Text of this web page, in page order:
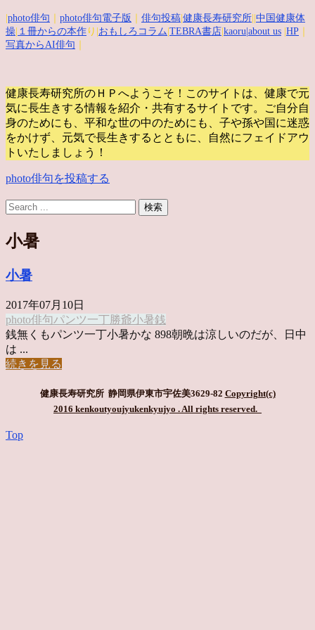
photo俳句 photo俳句電子版 俳句投稿 健康長寿研究所 中国健康体
操 １冊からの本作 り| おもしろコラム TEBRA書店 kaoru |about us HP
写真からAI俳句
健康長寿研究所のＨＰへようこそ！このサイトは、健康で元
気に長生きする情報を紹介・共有するサイトです。
ご自分自
身のためにも、平和な世の中のためにも、子や孫や国に迷惑
をかけず、元気で長生きするとともに、自然にフェイドアウ
トいたしましょう！
photo俳句を投稿する
小暑
小暑
2017年07月10日
photo俳句パンツ一丁勝爺小暑銭
銭無くもパンツ一丁小暑かな 898朝晩は涼しいのだが、日中
は ...
続きを見る
健康長寿研究所 静岡県伊東市宇佐美3629-82 Copyright(c)
2016 kenkoutyoujyukenkyujyo . All rights reserved.
Top